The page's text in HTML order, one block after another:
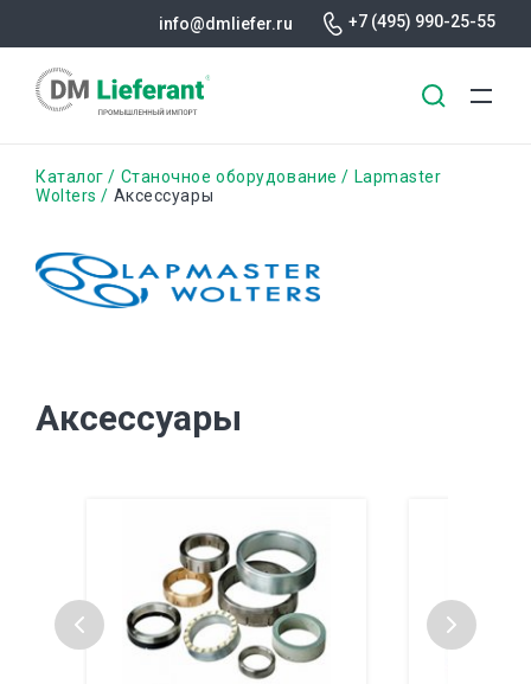
содержанию
info@dmliefer.ru +7 (495) 990-25-55
Строка
Каталог Станочное оборудование
Lapmaster
Wolters
Аксессуары
Аксессуары